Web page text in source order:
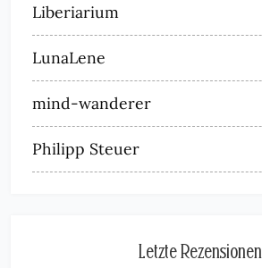
Liberiarium
LunaLene
mind-wanderer
Philipp Steuer
Letzte Rezensionen